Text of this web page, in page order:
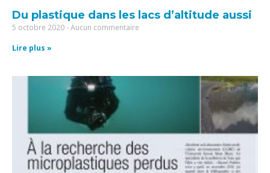
Du plastique dans les lacs d’altitude aussi
5 octobre 2020 Aucun commentaire
Lire plus »